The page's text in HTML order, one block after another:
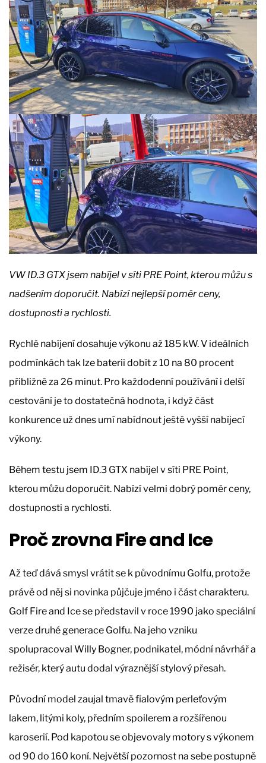
VW ID.3 GTX jsem nabíjel v síti PRE Point, kterou můžu s
nadšením doporučit. Nabízí nejlepší poměr ceny,
dostupnosti a rychlosti.
Rychlé nabíjení dosahuje výkonu až 185 kW. V ideálních
podmínkách tak lze baterii dobít z 10 na 80 procent
přibližně za 26 minut. Pro každodenní používání i delší
cestování je to dostatečná hodnota, i když část
konkurence už dnes umí nabídnout ještě vyšší nabíjecí
výkony.
Během testu jsem ID.3 GTX nabíjel v síti PRE Point,
kterou můžu doporučit. Nabízí velmi dobrý poměr ceny,
dostupnosti a rychlosti.
Proč zrovna Fire and Ice
Až teď dává smysl vrátit se k původnímu Golfu, protože
právě od něj si novinka půjčuje jméno i část charakteru.
Golf Fire and Ice se představil v roce 1990 jako speciální
verze druhé generace Golfu. Na jeho vzniku
spolupracoval Willy Bogner, podnikatel, módní návrhář a
režisér, který autu dodal výraznější stylový přesah.
Původní model zaujal tmavě fialovým perleťovým
lakem, litými koly, předním spoilerem a rozšířenou
karoserií. Pod kapotou se objevovaly motory s výkonem
od 90 do 160 koní. Největší pozornost na sebe postupně